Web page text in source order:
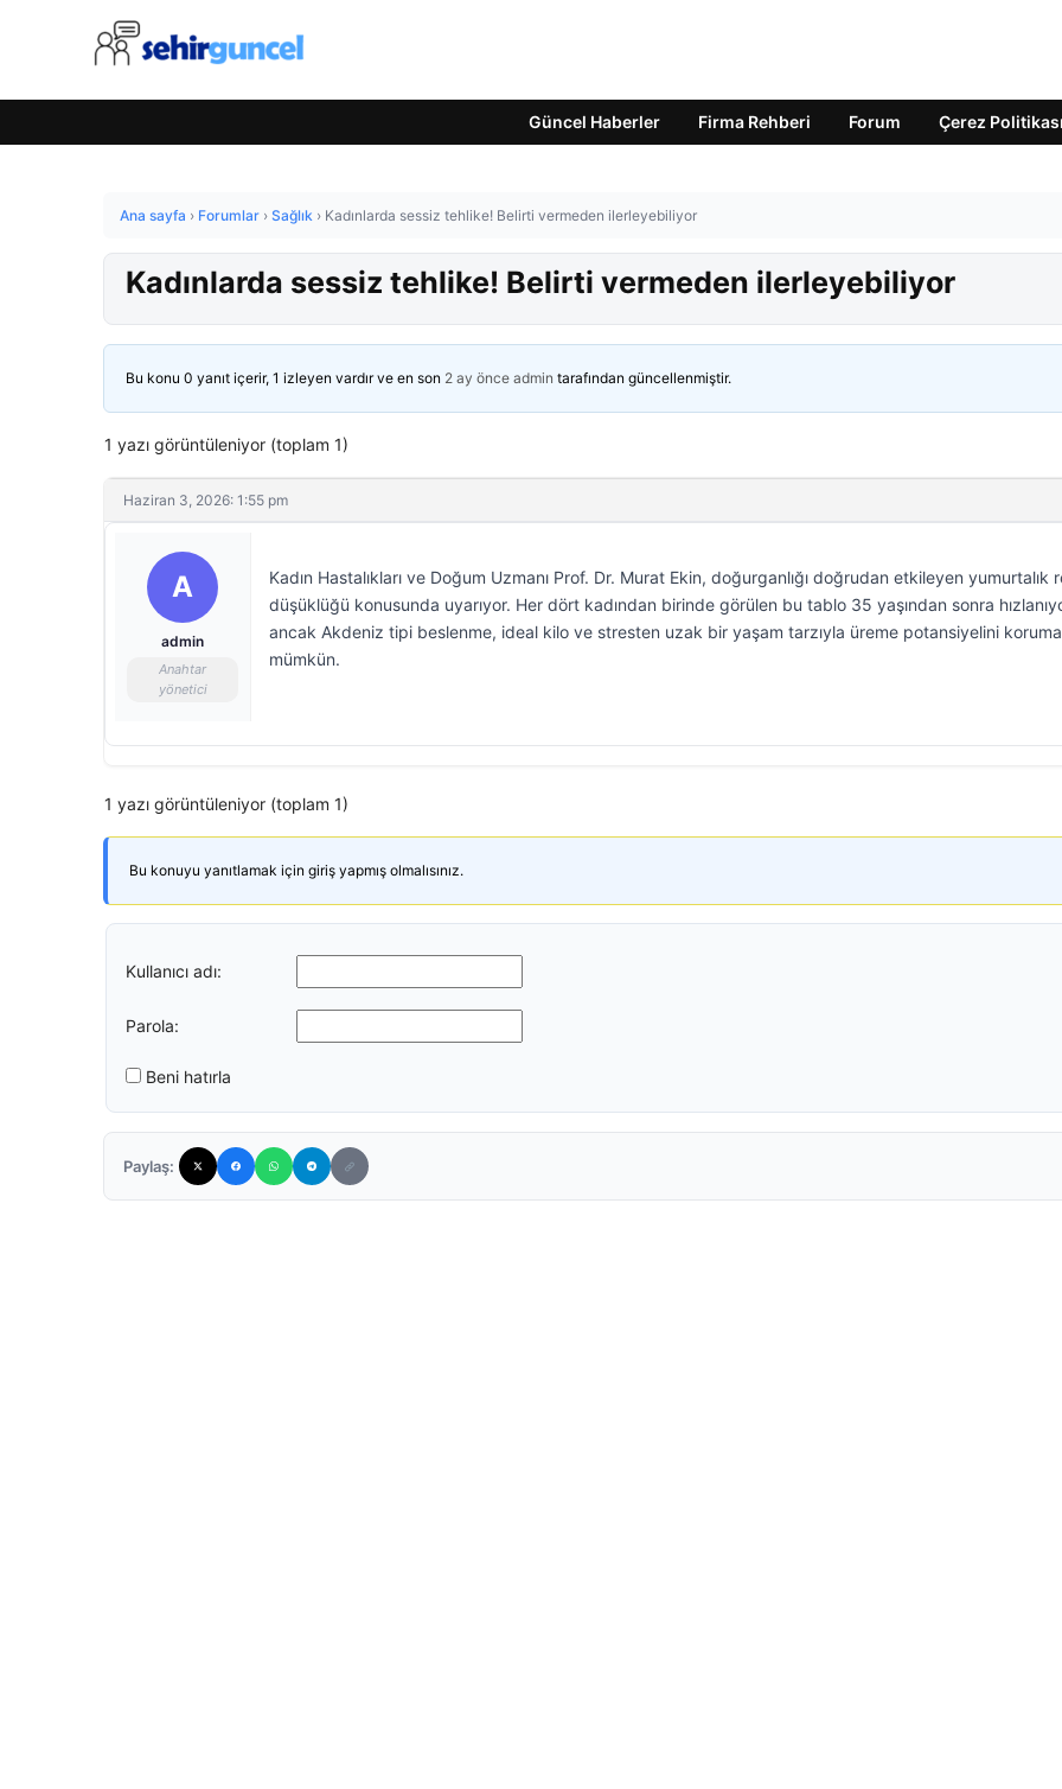
Güncel Haberler Firma Rehberi Forum Çerez Politikası
Ana sayfa › Forumlar › Sağlık › Kadınlarda sessiz tehlike! Belirti vermeden ilerleyebiliyor
Kadınlarda sessiz tehlike! Belirti vermeden ilerleyebiliyor
Bu konu 0 yanıt içerir, 1 izleyen vardır ve en son 2 ay önce admin tarafından güncellenmiştir.
1 yazı görüntüleniyor (toplam 1)
Haziran 3, 2026: 1:55 pm
A
admin
Anahtar
yönetici
Kadın Hastalıkları ve Doğum Uzmanı Prof. Dr. Murat Ekin, doğurganlığı doğrudan etkileyen yumurtalık
düşüklüğü konusunda uyarıyor. Her dört kadından birinde görülen bu tablo 35 yaşından sonra
ancak Akdeniz tipi beslenme, ideal kilo ve stresten uzak bir yaşam tarzıyla üreme potansiyelini
mümkün.
1 yazı görüntüleniyor (toplam 1)
Bu konuyu yanıtlamak için giriş yapmış olmalısınız.
Kullanıcı adı:
Parola:
Beni hatırla
Paylaş: